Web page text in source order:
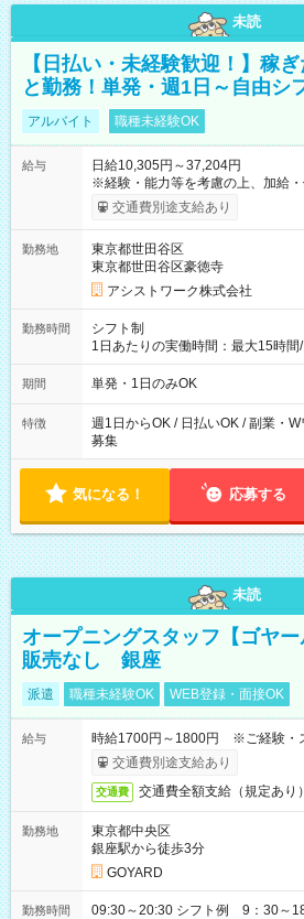
未読
【日払い・未経験歓迎！】稼
と勤務！単発・週1日～自由シ
アルバイト 職種未経験OK
給与
日給10,305円～37,204円
※経験・能力等を考慮の上、加給・優遇
間】試用期間なし
交通費別途支給あり
勤務地
東京都世田谷区
東京都世田谷区豪徳寺
アシストワーク株式会社
勤務時間
シフト制
1日あたりの実働時間：最大15時
勤務 勤務：月・水・金 休み：火・木・土・日 好
可能です！ ※1日あたりの最大実働時間は日勤、夜勤共に勤務し
期間 単発・1日のみOK
特徴
週1日からOK / 日払いOK / 副業・
募集
気になる！ 応募する
未読
オープニングスタッフ【ゴヤ
販売なし 銀座
派遣 職種未経験OK WEB登録・面接OK
給与
時給1700円～1800円 ※ご経験・
交通費別途支給あり
交通費 交通費全額支給（規定あり）
勤務地
東京都中央区
銀座駅から徒歩3分
GOYARD
勤務時間
09:30～20:30 シフト例 9：30～18：30、11：30～20：30 実